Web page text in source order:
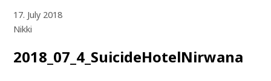
17. July 2018
Nikki
2018_07_4_SuicideHotelNirwana